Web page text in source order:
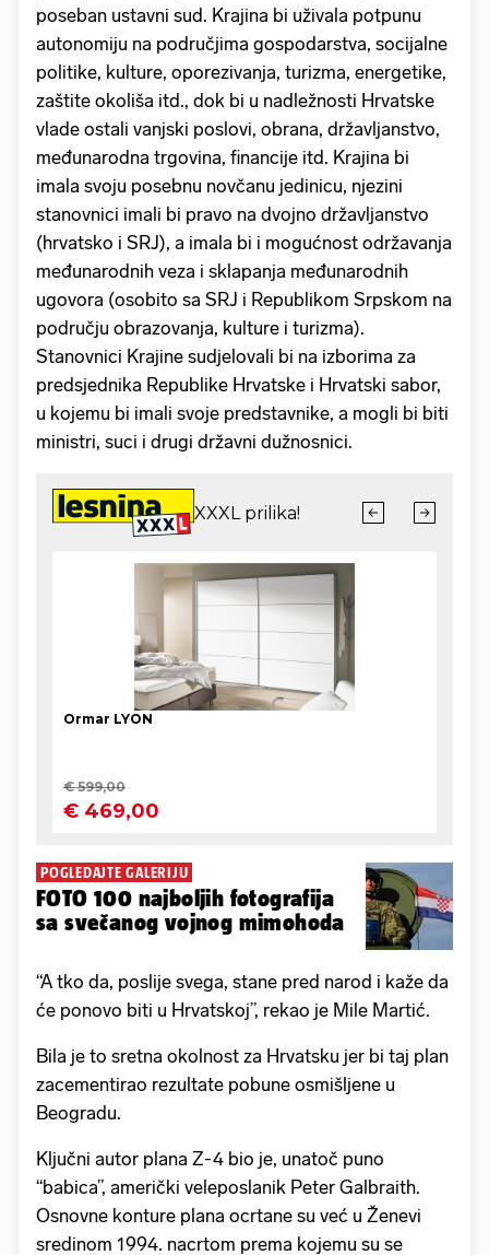
poseban ustavni sud. Krajina bi uživala potpunu
autonomiju na područjima gospodarstva, socijalne
politike, kulture, oporezivanja, turizma, energetike,
zaštite okoliša itd., dok bi u nadležnosti Hrvatske
vlade ostali vanjski poslovi, obrana, državljanstvo,
međunarodna trgovina, financije itd. Krajina bi
imala svoju posebnu novčanu jedinicu, njezini
stanovnici imali bi pravo na dvojno državljanstvo
(hrvatsko i SRJ), a imala bi i mogućnost održavanja
međunarodnih veza i sklapanja međunarodnih
ugovora (osobito sa SRJ i Republikom Srpskom na
području obrazovanja, kulture i turizma).
Stanovnici Krajine sudjelovali bi na izborima za
predsjednika Republike Hrvatske i Hrvatski sabor,
u kojemu bi imali svoje predstavnike, a mogli bi biti
ministri, suci i drugi državni dužnosnici.
POGLEDAJTE GALERIJU
FOTO 100 najboljih fotografija
sa svečanog vojnog mimohoda
“A tko da, poslije svega, stane pred narod i kaže da
će ponovo biti u Hrvatskoj”, rekao je Mile Martić.
Bila je to sretna okolnost za Hrvatsku jer bi taj plan
zacementirao rezultate pobune osmišljene u
Beogradu.
Ključni autor plana Z-4 bio je, unatoč puno
“babica”, američki veleposlanik Peter Galbraith.
Osnovne konture plana ocrtane su već u Ženevi
sredinom 1994. nacrtom prema kojemu su se